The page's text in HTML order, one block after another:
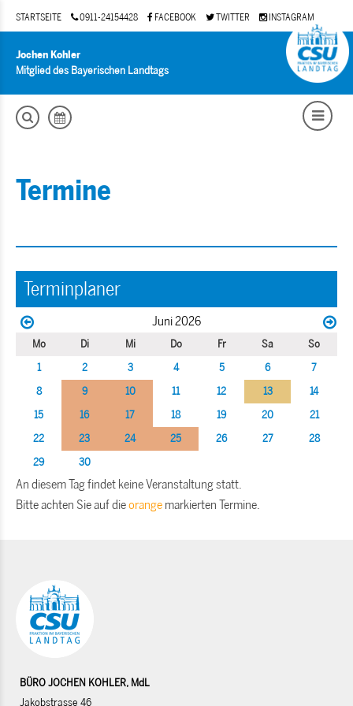
STARTSEITE 0911-24154428 FACEBOOK TWITTER INSTAGRAM
Jochen Kohler
Mitglied des Bayerischen Landtags
Termine
Terminplaner
Juni 2026
Mo Di Mi Do Fr Sa
So
1
2 3 4 5 6
7
8
9 10 11 12 13
14
15
16 17 18 19 20
21
22
23 24 25 26 27
28
29
30
An diesem Tag findet keine Veranstaltung statt.
Bitte achten Sie auf dieorange markierten Termine.
BÜRO JOCHEN KOHLER, MdL
Jakobstrasse 46